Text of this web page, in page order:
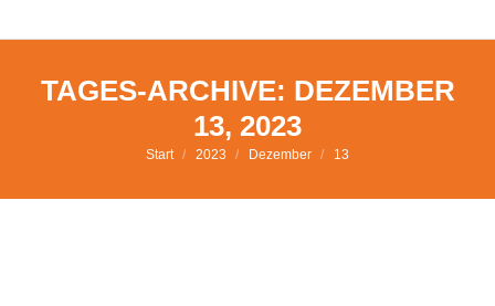
TAGES-ARCHIVE: DEZEMBER
13, 2023
Sie befinden sich hier:
Start 2023 Dezember 13
Mehr erfahren